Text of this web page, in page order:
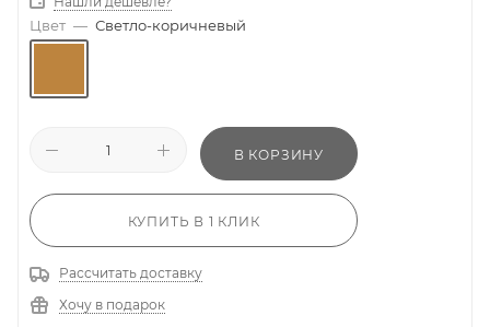
Цвет — Светло-коричневый
В КОРЗИНУ
КУПИТЬ В 1 КЛИК
Рассчитать доставку
Хочу в подарок